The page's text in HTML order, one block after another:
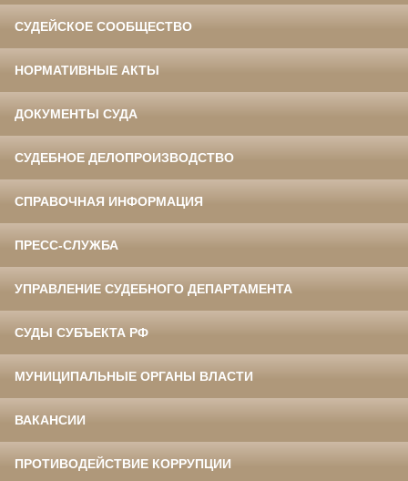
СУДЕЙСКОЕ СООБЩЕСТВО
НОРМАТИВНЫЕ АКТЫ
ДОКУМЕНТЫ СУДА
СУДЕБНОЕ ДЕЛОПРОИЗВОДСТВО
СПРАВОЧНАЯ ИНФОРМАЦИЯ
ПРЕСС-СЛУЖБА
УПРАВЛЕНИЕ СУДЕБНОГО ДЕПАРТАМЕНТА
СУДЫ СУБЪЕКТА РФ
МУНИЦИПАЛЬНЫЕ ОРГАНЫ ВЛАСТИ
ВАКАНСИИ
ПРОТИВОДЕЙСТВИЕ КОРРУПЦИИ